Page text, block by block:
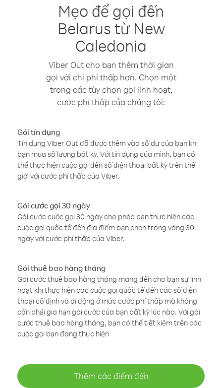
Mẹo để gọi đến
Belarus từ New
Caledonia
Viber Out cho bạn thêm thời gian
gọi với chi phí thấp hơn. Chọn một
trong các tùy chọn gọi linh hoạt,
cước phí thấp của chúng tôi:
Gói tín dụng
Tín dụng Viber Out đã được thêm vào số dư của bạn khi
bạn mua số lượng bất kỳ. Với tín dụng của mình, bạn có
thể thực hiện cuộc gọi đến số điện thoại bất kỳ trên thế
giới với cước phí thấp của Viber.
Gói cước gọi 30 ngày
Gói cước cuộc gọi 30 ngày cho phép bạn thực hiện các
cuộc gọi quốc tế đến địa điểm bạn chọn trong vòng 30
ngày với cước phí thấp của Viber.
Gói thuê bao hàng tháng
Gói cước thuê bao hàng tháng mang đến cho bạn sự linh
hoạt khi thực hiện các cuộc gọi quốc tế đến các số điện
thoại cố định và di động ở mức cước phí thấp mà không
cần phải gia hạn gói cước của bạn bất kỳ lúc nào. Với gói
cước thuê bao hàng tháng, bạn có thể tiết kiệm trên các
cuộc gọi bạn đang thực hiện
Thêm các điểm đến